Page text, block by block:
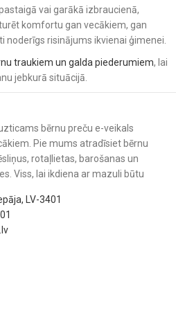
vai garākā izbraucienā,
komfortu gan vecākiem, gan
noderīgs risinājums ikvienai ģimenei.
traukiem un galda piederumiem, lai
jebkurā situācijā.
bērnu preču e-veikals
Pie mums atradīsiet bērnu
rotaļlietas, barošanas un
Viss, lai ikdiena ar mazuli būtu
LV-3401